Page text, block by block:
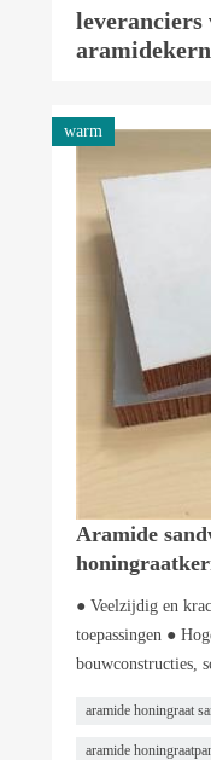
leveranciers
warm
Aramide
● Veelzijdig en
toepassingen ●
bouwconstructies,
aramide honingraat
aramide